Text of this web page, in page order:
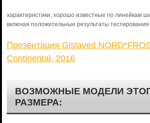
характеристики, хорошо известные по линейкам
включая положительные результаты
Презентация Gislaved
Continental, 2016
ВОЗМОЖНЫЕ МОДЕЛИ
РАЗМЕРА: